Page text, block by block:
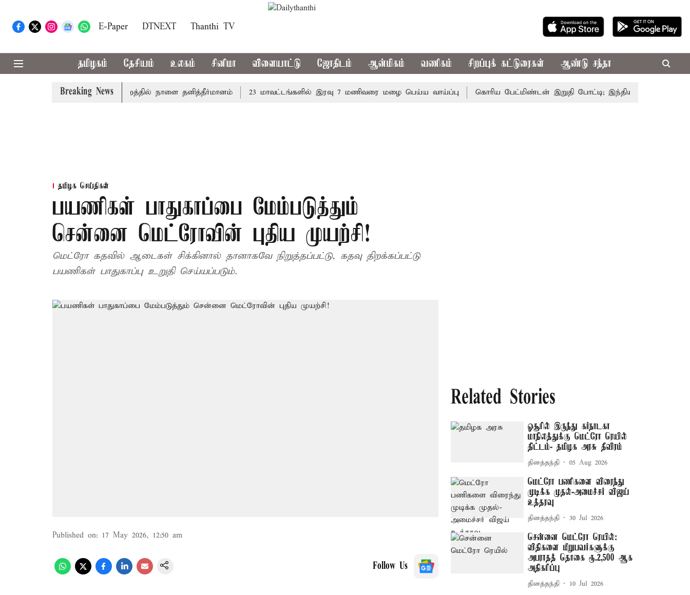
E-Paper DTNEXT Thanthi TV
தமிழகம் தேசியம் உலகம் சினிமா விளையாட்டு ஜோதிடம் ஆன்மிகம் வணிகம் சிறப்புக் கட்டுரைகள் ஆண்டு சந்தா
Breaking News
தமிழ்த்தாய் வாழ்த்து: சட்டமன்றத்தில் நாளை தனித்தீர்மானம் 23 மாவட்டங்களில் இரவு 7 மணிவரை மழை பெய்ய வாய்ப்பு கொரிய பேட்மிண்டன் இறுதி போட்டி; இந்திய வீராங்கனை
தமிழக செய்திகள்
பயணிகள் பாதுகாப்பை மேம்படுத்தும்
சென்னை மெட்ரோவின் புதிய முயற்சி!
மெட்ரோ கதவில் ஆடைகள் சிக்கினால் தானாகவே நிறுத்தப்பட்டு, கதவு திறக்கப்பட்டு
பயணிகள் பாதுகாப்பு உறுதி செய்யப்படும்.
Published on: 17 May 2026, 12:50 am
Follow Us
Related Stories
ஓசூரில் இருந்து கர்நாடகா
மாநிலத்துக்கு மெட்ரோ ரெயில்
திட்டம்- தமிழக அரசு தீவிரம்
தினத்தந்தி 05 Aug 2026
மெட்ரோ பணிகளை விரைந்து
முடிக்க முதல்-அமைச்சர் விஜய்
உத்தரவு
தினத்தந்தி 30 Jul 2026
சென்னை மெட்ரோ ரெயில்:
விதிகளை மீறுபவர்களுக்கு
அபராதத் தொகை ரூ.2,500 ஆக
அதிகரிப்பு
தினத்தந்தி 10 Jul 2026